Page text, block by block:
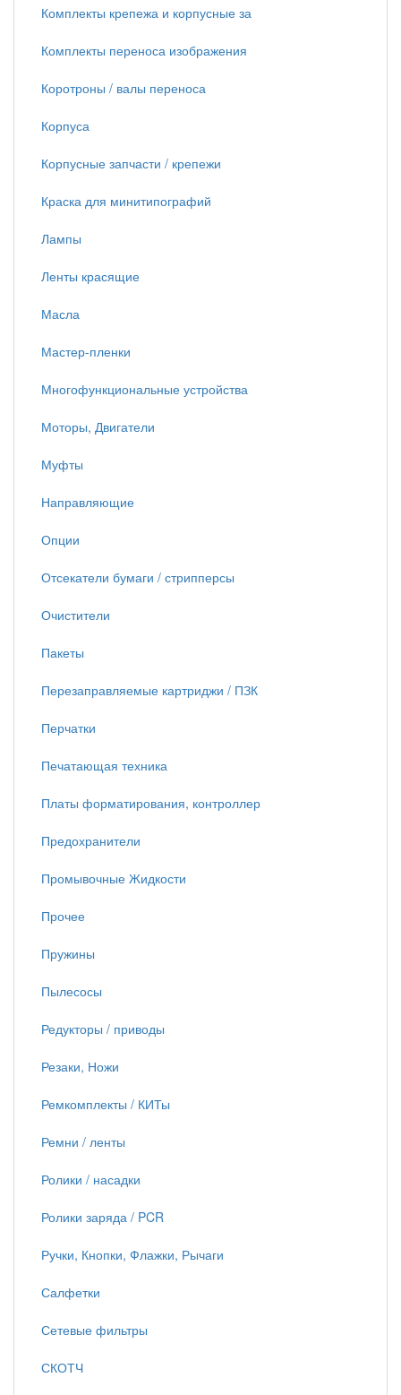
Комплекты крепежа и корпусные за
Комплекты переноса изображения
Коротроны / валы переноса
Корпуса
Корпусные запчасти / крепежи
Краска для минитипографий
Лампы
Ленты красящие
Масла
Мастер-пленки
Многофункциональные устройства
Моторы, Двигатели
Муфты
Направляющие
Опции
Отсекатели бумаги / стрипперсы
Очистители
Пакеты
Перезаправляемые картриджи / ПЗК
Перчатки
Печатающая техника
Платы форматирования, контроллер
Предохранители
Промывочные Жидкости
Прочее
Пружины
Пылесосы
Редукторы / приводы
Резаки, Ножи
Ремкомплекты / КИТы
Ремни / ленты
Ролики / насадки
Ролики заряда / PCR
Ручки, Кнопки, Флажки, Рычаги
Салфетки
Сетевые фильтры
СКОТЧ